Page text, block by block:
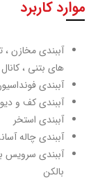
موارد کاربرد
آببندی مخازن
های بتنی ،
آببندی
آببندی کف و
آببندی استخر
آببندی چاله
آببندی سرویس
بالکن